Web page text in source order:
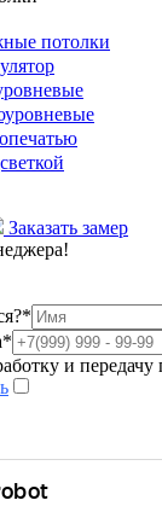
потолки
Заказать замер
*
*
и